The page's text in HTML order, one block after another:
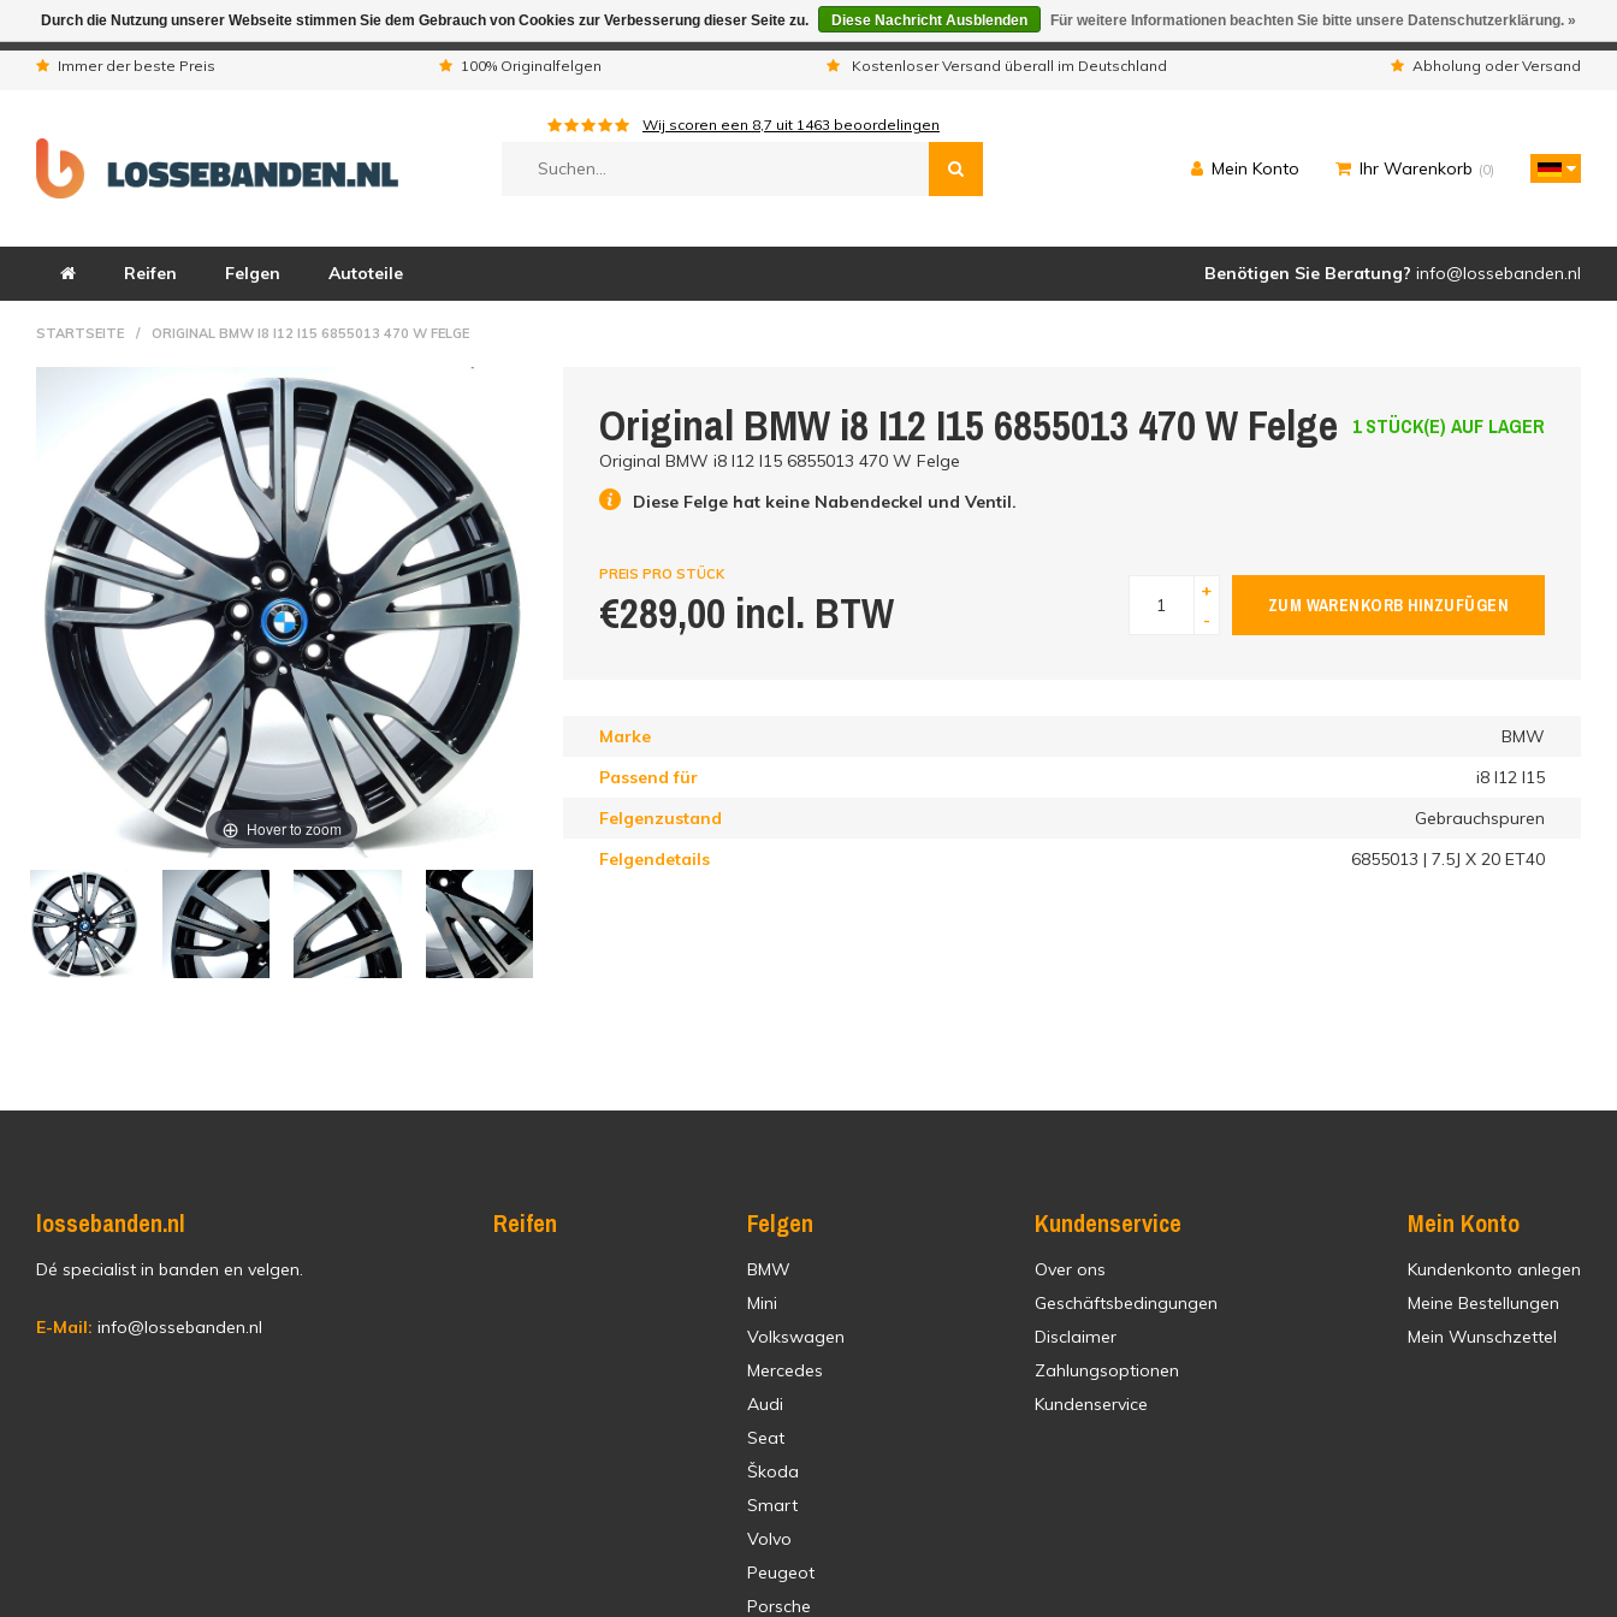
Immer der beste Preis 100% Originalfelgen Kostenloser Versand überall im Deutschland Abholung oder Versand
Wij scoren een 8,7 uit 1463 beoordelingen
Mein Konto Ihr Warenkorb (0)
Reifen Felgen Autoteile Benötigen Sie Beratung? info@lossebanden.nl
STARTSEITE / ORIGINAL BMW I8 I12 I15 6855013 470 W FELGE
Hover to zoom
Original BMW i8 I12 I15 6855013 470 W Felge 1 STÜCK(E) AUF LAGER
Original BMW i8 I12 I15 6855013 470 W Felge
Diese Felge hat keine Nabendeckel und Ventil.
PREIS PRO STÜCK
€289,00 incl. BTW
+
-
ZUM WARENKORB HINZUFÜGEN
Marke
BMW
Passend für
i8 I12 I15
Felgenzustand
Gebrauchspuren
Felgendetails
6855013 | 7.5J X 20 ET40
lossebanden.nl
Dé specialist in banden en velgen.
E-Mail: info@lossebanden.nl
Reifen Felgen
BMW
Mini
Volkswagen
Mercedes
Audi
Seat
Škoda
Smart
Volvo
Peugeot
Porsche
Kundenservice
Over ons
Geschäftsbedingungen
Disclaimer
Zahlungsoptionen
Kundenservice
Mein Konto
Kundenkonto anlegen
Meine Bestellungen
Mein Wunschzettel
Durch die Nutzung unserer Webseite stimmen Sie dem Gebrauch von Cookies zur Verbesserung dieser Seite zu. Diese Nachricht Ausblenden Für weitere Informationen beachten Sie bitte unsere Datenschutzerklärung. »
Aufgrund der Ferientagen sind wir telefonisch nicht erreichbar. Aufgegebene Bestellungen werden geliefert.